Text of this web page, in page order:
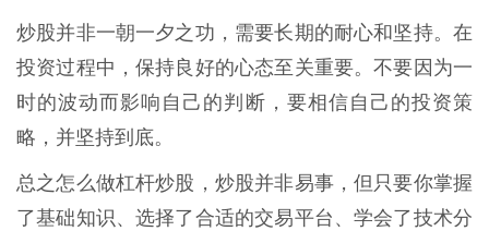
炒股并非一朝一夕之功，需要长期的耐心和坚持。在
投资过程中，保持良好的心态至关重要。不要因为一
时的波动而影响自己的判断，要相信自己的投资策
略，并坚持到底。
总之怎么做杠杆炒股，炒股并非易事，但只要你掌握
了基础知识、选择了合适的交易平台、学会了技术分